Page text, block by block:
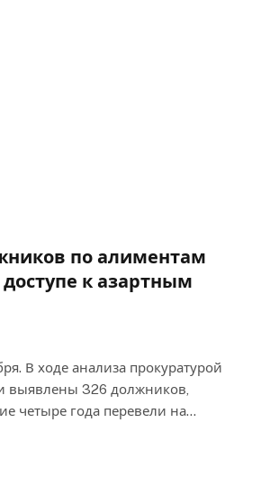
по алиментам
к азартным
В ходе анализа прокуратурой
выявлены 326 должников,
четыре года перевели на…